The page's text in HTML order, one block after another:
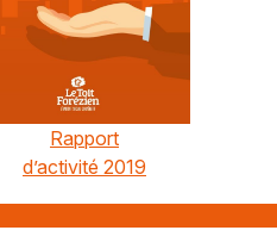
Rapport
d’activité 2019